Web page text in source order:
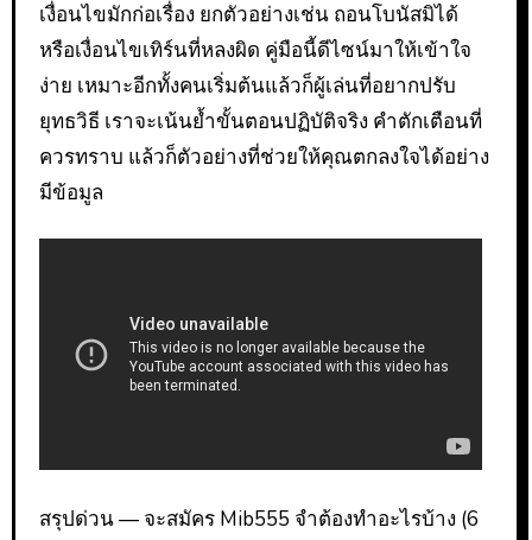
เงื่อนไขมักก่อเรื่อง ยกตัวอย่างเช่น ถอนโบนัสมิได้
หรือเงื่อนไขเทิร์นที่หลงผิด คู่มือนี้ดีไซน์มาให้เข้าใจ
ง่าย เหมาะอีกทั้งคนเริ่มต้นแล้วก็ผู้เล่นที่อยากปรับ
ยุทธวิธี เราจะเน้นย้ำขั้นตอนปฏิบัติจริง คำตักเตือนที่
ควรทราบ แล้วก็ตัวอย่างที่ช่วยให้คุณตกลงใจได้อย่าง
มีข้อมูล
สรุปด่วน — จะสมัคร Mib555 จำต้องทำอะไรบ้าง (6